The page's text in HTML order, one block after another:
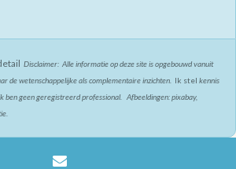
Disclaimer: Alle informatie op deze site is opgebouwd vanuit
de wetenschappelijke als complementaire inzichten. Ik stel kennis
ben geen geregistreerd professional. Afbeeldingen: pixabay,